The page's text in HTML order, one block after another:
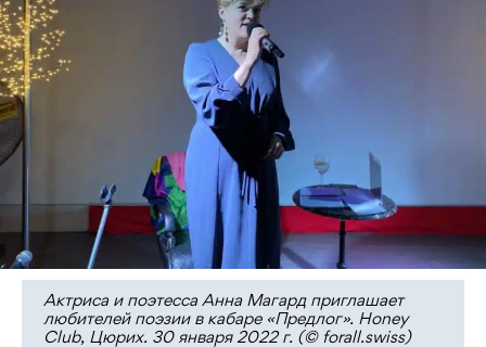
Актриса и поэтесса Анна Магард приглашает
любителей поэзии в кабаре «Предлог». Honey
Club, Цюрих. 30 января 2022 г. (© forall.swiss)